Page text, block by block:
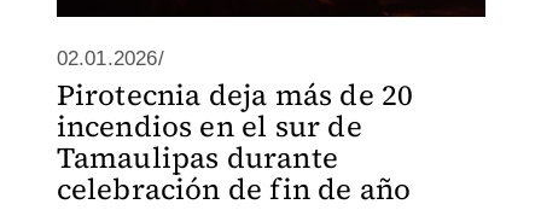
02.01.2026/
Pirotecnia deja más de 20
incendios en el sur de
Tamaulipas durante
celebración de fin de año